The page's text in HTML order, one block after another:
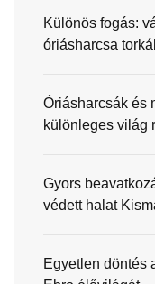
Különös fogás:
óriásharcsa
Óriásharcsák és
különleges világ
Gyors
védett halat
Egyetlen döntés